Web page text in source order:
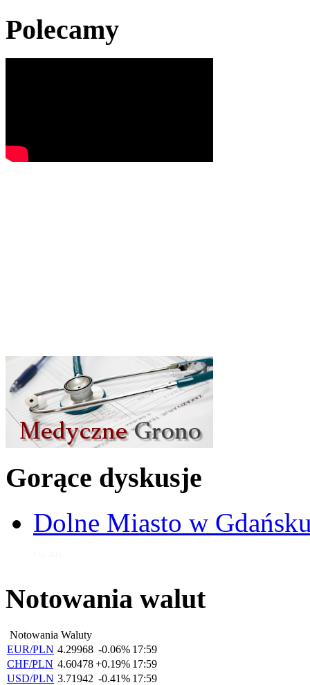
Polecamy
Gorące dyskusje
Dolne Miasto w
Notowania walut
Notowania Waluty
EUR/PLN 4.29968 -0.06% 17:59
CHF/PLN 4.60478+0.19% 17:59
USD/PLN 3.71942 -0.41% 17:59